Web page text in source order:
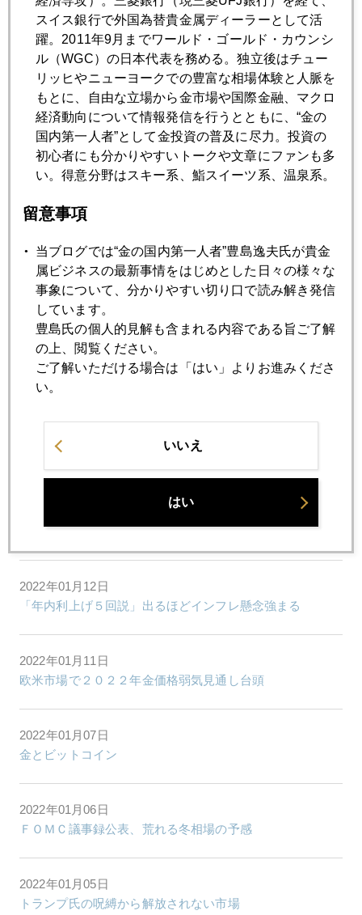
当代随一のバブル研究者、日本株と金を推奨
2022年01月21日
金・プラチナに見る南アの凋落と苦渋
2022年01月20日
金 １８４０ドル台へ急騰
2022年01月19日
2022年01月18日
中国の金需要
2022年01月18日
ゴルファー松山英樹選手に見る相場の極意
2022年01月14日
「ハト派の女性旗手」の変身、ちらつくバイデン色
米消費者物価、３０年ぶり高水準
2022年01月12日
「年内利上げ５回説」出るほどインフレ懸念強まる
2022年01月11日
欧米市場で２０２２年金価格弱気見通し台頭
2022年01月07日
金とビットコイン
2022年01月06日
ＦＯＭＣ議事録公表、荒れる冬相場の予感
2022年01月05日
トランプ氏の呪縛から解放されない市場
スイス銀行で外国為替貴金属ディーラーとして活
躍。2011年9月までワールド・ゴールド・カウンシ
ル（WGC）の日本代表を務める。独立後はチュー
リッヒやニューヨークでの豊富な相場体験と人脈を
もとに、自由な立場から金市場や国際金融、マクロ
経済動向について情報発信を行うとともに、“金の
国内第一人者”として金投資の普及に尽力。投資の
初心者にも分かりやすいトークや文章にファンも多
い。得意分野はスキー系、鮨スイーツ系、温泉系。
留意事項
当ブログでは“金の国内第一人者”豊島逸夫氏が貴金
属ビジネスの最新事情をはじめとした日々の様々な
事象について、分かりやすい切り口で読み解き発信
しています。
豊島氏の個人的見解も含まれる内容である旨ご了解
の上、閲覧ください。
ご了解いただける場合は「はい」よりお進みくださ
い。
いいえ
はい